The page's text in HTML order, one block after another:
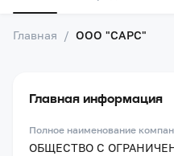
Главная / ООО "САРС"
Главная информация
Полное наименование
ОБЩЕСТВО С